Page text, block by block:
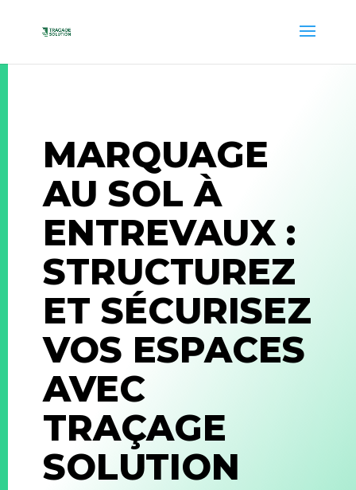
MARQUAGE
AU SOL À
ENTREVAUX :
STRUCTUREZ
ET SÉCURISEZ
VOS ESPACES
AVEC
TRAÇAGE
SOLUTION